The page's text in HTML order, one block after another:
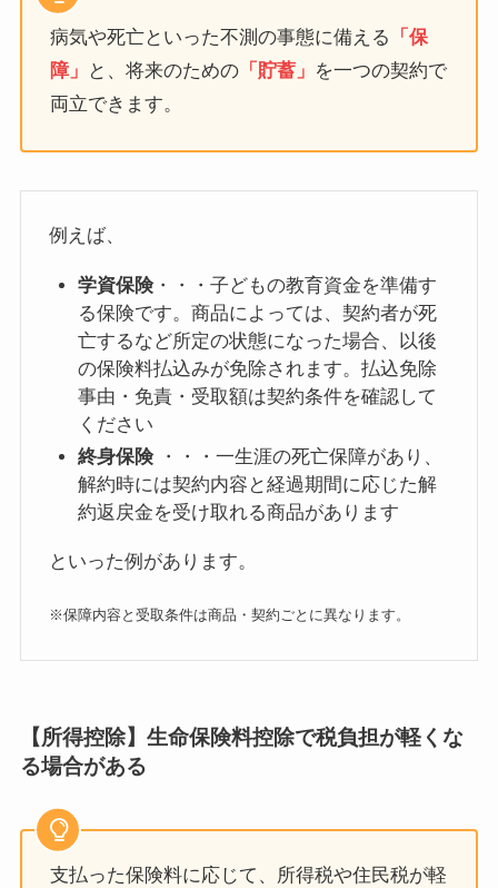
病気や死亡といった不測の事態に備える
「保
障」
と、将来のための 「貯蓄」 を一つの契約で
両立できます。
例えば、
学資保険・・・子どもの教育資金を準備す
る保険です。商品によっては、契約者が死
亡するなど所定の状態になった場合、以後
の保険料払込みが免除されます。払込免除
事由・免責・受取額は契約条件を確認して
ください
終身保険・・・一生涯の死亡保障があり、
解約時には契約内容と経過期間に応じた解
約返戻金を受け取れる商品があります
といった例があります。
※保障内容と受取条件は商品・契約ごとに異なります。
【所得控除】生命保険料控除で税負担が軽くな
る場合がある
支払った保険料に応じて、所得税や住民税が軽